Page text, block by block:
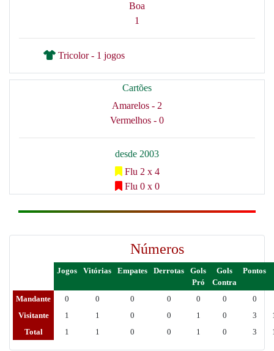
Boa
1
Tricolor - 1 jogos
Cartões
Amarelos - 2
Vermelhos - 0
desde 2003
Flu 2 x 4
Flu 0 x 0
Números
Jogos Vitórias Empates Derrotas
Gols
Pró
Gols
Contra
Pontos
Mandante 0 0 0 0 0 0
0
Visitante
1 1 0 0 1 0 3
Total
1 1 0 0 1 0 3